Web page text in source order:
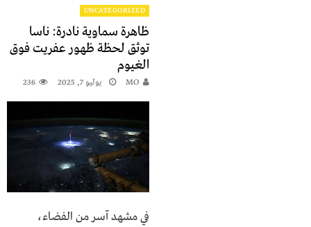
UNCATEGORIZED
ظاهرة سماوية نادرة: ناسا
توثق لحظة ظهور عفريت فوق
الغيوم
MO يوليو 7, 2025 236
في مشهد آسر من الفضاء،